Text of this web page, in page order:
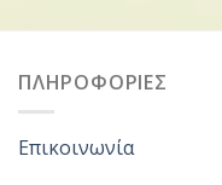
ΠΛΗΡΟΦΟΡΙΕΣ
Επικοινωνία